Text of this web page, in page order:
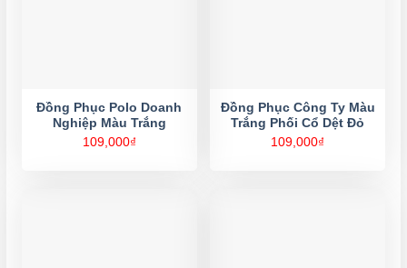
Đồng Phục Polo Doanh
Nghiệp Màu Trắng
109,000₫
Đồng Phục Công Ty Màu
Trắng Phối Cổ Dệt Đỏ
109,000₫